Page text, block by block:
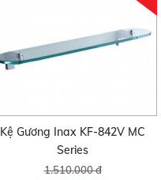
Kệ Gương Inax KF-842V MC
Series
1.510.000 đ